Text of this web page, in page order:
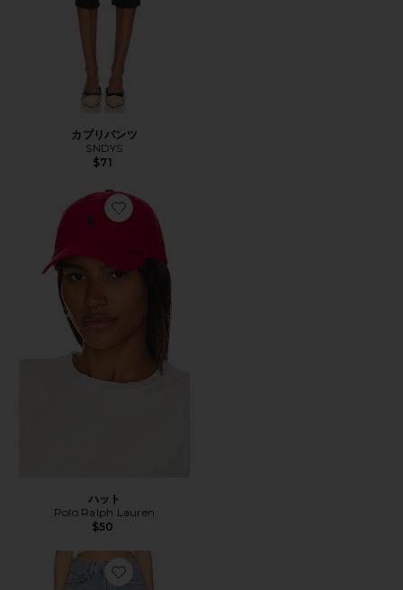
カプリパンツ
SNDYS
$71
Favorite ハット
ハット
Polo Ralph Lauren
$50
Favorite PARKER ショートパンツ